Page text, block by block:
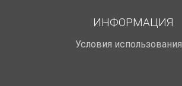
ИНФОРМАЦИЯ
Условия использования